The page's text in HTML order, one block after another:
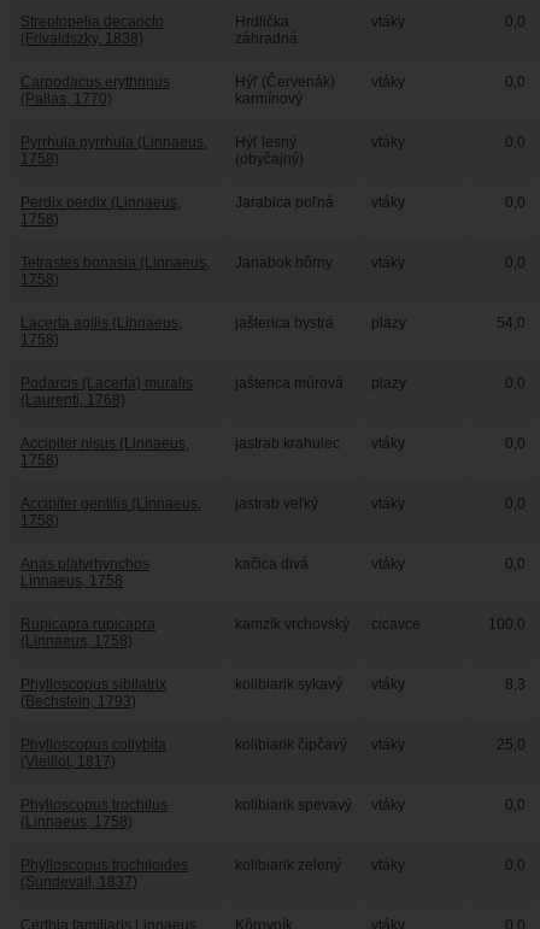
Streptopelia decaocto
(Frivaldszky, 1838)
Hrdlička
záhradná
vtáky 0,0
Carpodacus erythrinus
(Pallas, 1770)
Hýľ (Červenák)
karmínový
vtáky 0,0
Pyrrhula pyrrhula (Linnaeus,
1758)
Hýľ lesný
(obyčajný)
vtáky 0,0
Perdix perdix (Linnaeus,
1758)
Jarabica poľná vtáky 0,0
Tetrastes bonasia (Linnaeus,
1758)
Jariabok hôrny vtáky 0,0
Lacerta agilis (Linnaeus,
1758)
jašterica bystrá plazy 54,0
Podarcis (Lacerta) muralis
(Laurenti, 1768)
jašterica múrová plazy 0,0
Accipiter nisus (Linnaeus,
1758)
jastrab krahulec vtáky 0,0
Accipiter gentilis (Linnaeus,
1758)
jastrab veľký vtáky 0,0
Anas platyrhynchos
Linnaeus, 1758
kačica divá vtáky 0,0
Rupicapra rupicapra
(Linnaeus, 1758)
kamzík vrchovský cicavce 100,0
Phylloscopus sibilatrix
(Bechstein, 1793)
kolibiarik sykavý vtáky 8,3
Phylloscopus collybita
(Vieillot, 1817)
kolibiarik čipčavý vtáky 25,0
Phylloscopus trochilus
(Linnaeus, 1758)
kolibiarik spevavý vtáky 0,0
Phylloscopus trochiloides
(Sundevall, 1837)
kolibiarik zelený vtáky 0,0
Certhia familiaris Linnaeus, Kôrovník vtáky 0,0